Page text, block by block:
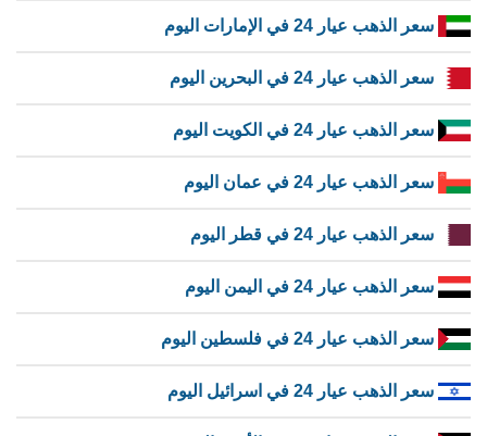
سعر الذهب عيار 24 في الإمارات اليوم
سعر الذهب عيار 24 في البحرين اليوم
سعر الذهب عيار 24 في الكويت اليوم
سعر الذهب عيار 24 في عمان اليوم
سعر الذهب عيار 24 في قطر اليوم
سعر الذهب عيار 24 في اليمن اليوم
سعر الذهب عيار 24 في فلسطين اليوم
سعر الذهب عيار 24 في اسرائيل اليوم